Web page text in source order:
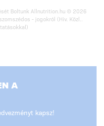
Boltunk Allnutrition.hu © 2026
- jogokról (Hiv. Közl..
A
kapsz!